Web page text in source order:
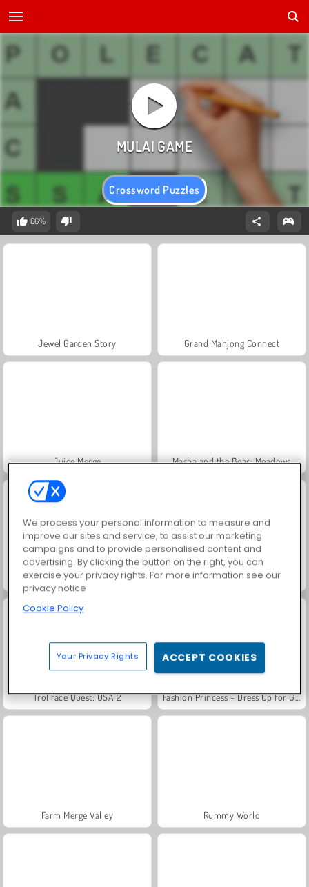
Crossword Puzzles
66%
Jewel Garden Story Grand Mahjong Connect
Juice Merge Masha and the Bear: Meadows
Scala 40 Solitaire Social
Trollface Quest: USA 2 Fashion Princess - Dress Up for Girls
Farm Merge Valley Rummy World
We process your personal information to measure and
improve our sites and service, to assist our marketing
campaigns and to provide personalised content and
advertising. By clicking the button on the right, you can
exercise your privacy rights. For more information see our
privacy notice
Cookie Policy
Your Privacy Rights ACCEPT COOKIES